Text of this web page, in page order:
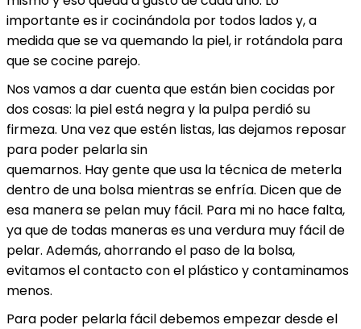
importante es ir cocinándola por todos lados y, a
medida que se va quemando la piel, ir rotándola para
que se cocine parejo.
Nos vamos a dar cuenta que están bien cocidas por
dos cosas: la piel está negra y la pulpa perdió su
firmeza. Una vez que estén listas, las dejamos reposar
para poder pelarla sin
quemarnos. Hay gente que usa la técnica de meterla
dentro de una bolsa mientras se enfría. Dicen que de
esa manera se pelan muy fácil. Para mi no hace falta,
ya que de todas maneras es una verdura muy fácil de
pelar. Además, ahorrando el paso de la bolsa,
evitamos el contacto con el plástico y contaminamos
menos.
Para poder pelarla fácil debemos empezar desde el